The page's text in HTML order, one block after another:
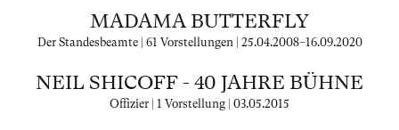
MADAMA BUTTERFLY
Der Standesbeamte | 61 Vorstellungen | 25.04.2008–16.09.2020
NEIL SHICOFF - 40 JAHRE BÜHNE
Offizier | 1 Vorstellung | 03.05.2015